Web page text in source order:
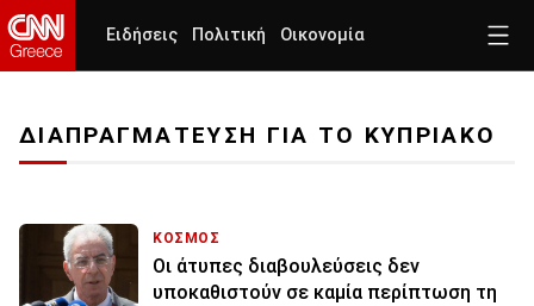
Ειδήσεις Πολιτική Οικονομία
ΔΙΑΠΡΑΓΜΑΤΕΥΣΗ ΓΙΑ ΤΟ ΚΥΠΡΙΑΚΟ
ΚΟΣΜΟΣ
Οι άτυπες διαβουλεύσεις δεν
υποκαθιστούν σε καμία περίπτωση τη